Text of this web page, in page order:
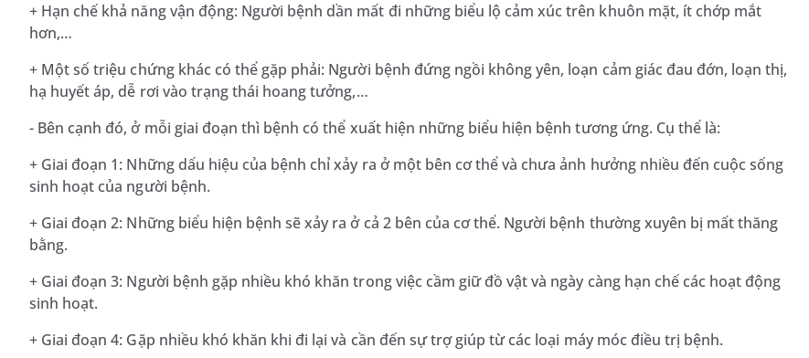
+ Hạn chế khả năng vận động: Người bệnh dần mất đi những biểu lộ cảm xúc trên khuôn mặt, ít chớp mắt
hơn,…
+ Một số triệu chứng khác có thể gặp phải: Người bệnh đứng ngồi không yên, loạn cảm giác đau đớn, loạn thị,
hạ huyết áp, dễ rơi vào trạng thái hoang tưởng,…
- Bên cạnh đó, ở mỗi giai đoạn thì bệnh có thể xuất hiện những biểu hiện bệnh tương ứng. Cụ thể là:
+ Giai đoạn 1: Những dấu hiệu của bệnh chỉ xảy ra ở một bên cơ thể và chưa ảnh hưởng nhiều đến cuộc sống
sinh hoạt của người bệnh.
+ Giai đoạn 2: Những biểu hiện bệnh sẽ xảy ra ở cả 2 bên của cơ thể. Người bệnh thường xuyên bị mất thăng
bằng.
+ Giai đoạn 3: Người bệnh gặp nhiều khó khăn trong việc cầm giữ đồ vật và ngày càng hạn chế các hoạt động
sinh hoạt.
+ Giai đoạn 4: Gặp nhiều khó khăn khi đi lại và cần đến sự trợ giúp từ các loại máy móc điều trị bệnh.